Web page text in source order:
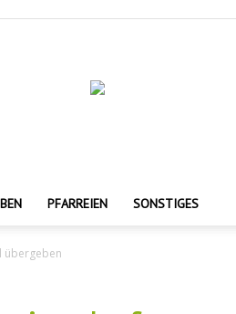
PFARREIEN SONSTIGES
übergeben